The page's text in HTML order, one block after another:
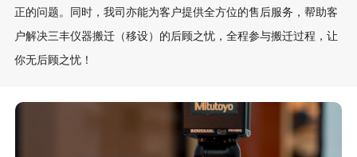
正的问题。同时，我司亦能为客户提供全方位的售后服务，帮助客
户解决三丰仪器搬迁（移设）的后顾之忧，全程参与搬迁过程，让
你无后顾之忧！